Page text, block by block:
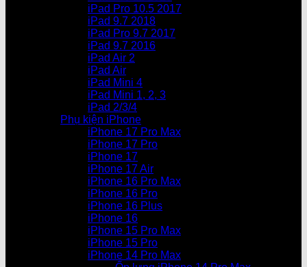
iPad Pro 10.5 2017
iPad 9.7 2018
iPad Pro 9.7 2017
iPad 9.7 2016
iPad Air 2
iPad Air
iPad Mini 4
iPad Mini 1, 2, 3
iPad 2/3/4
Phụ kiện iPhone
iPhone 17 Pro Max
iPhone 17 Pro
iPhone 17
iPhone 17 Air
iPhone 16 Pro Max
iPhone 16 Pro
iPhone 16 Plus
iPhone 16
iPhone 15 Pro Max
iPhone 15 Pro
iPhone 14 Pro Max